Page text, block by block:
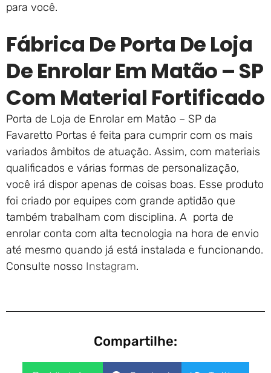
para você.
Fábrica De Porta De Loja
De Enrolar Em Matão – SP
Com Material Fortificado
Porta de Loja de Enrolar em Matão – SP da
Favaretto Portas é feita para cumprir com os mais
variados âmbitos de atuação. Assim, com materiais
qualificados e várias formas de personalização,
você irá dispor apenas de coisas boas. Esse produto
foi criado por equipes com grande aptidão que
também trabalham com disciplina. A porta de
enrolar conta com alta tecnologia na hora de envio
até mesmo quando já está instalada e funcionando.
Consulte nosso Instagram.
Compartilhe: